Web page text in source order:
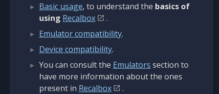
Basic usage, to understand the basics of
using Recalbox
.
Emulator compatibility.
Device compatibility.
You can consult the Emulators section to
have more information about the ones
present in Recalbox
.